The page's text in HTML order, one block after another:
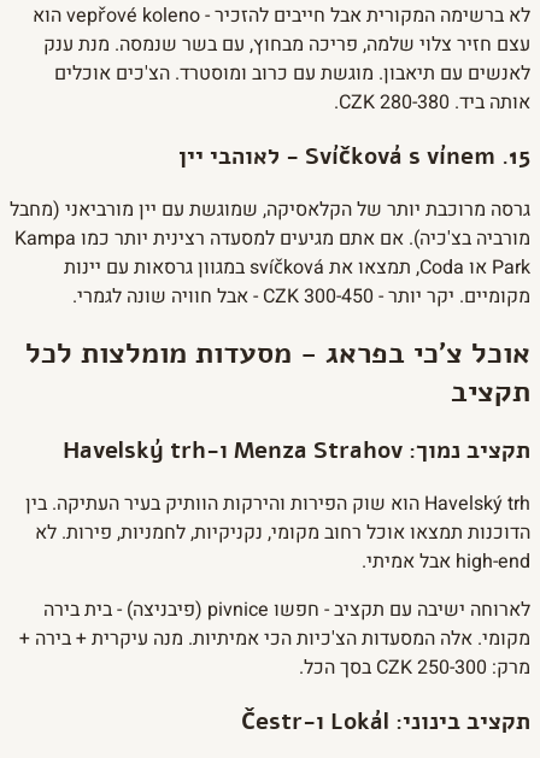
לא ברשימה המקורית אבל חייבים להזכיר - vepřové koleno הוא
עצם חזיר צלוי שלמה, פריכה מבחוץ, עם בשר שנמסה. מנת ענק
לאנשים עם תיאבון. מוגשת עם כרוב ומוסטרד. הצ'כים אוכלים
אותה ביד. 280-380 CZK.
15. Svíčková s vínem - לאוהבי יין
גרסה מרוכבת יותר של הקלאסיקה, שמוגשת עם יין מורביאני (מחבל
מורביה בצ'כיה). אם אתם מגיעים למסעדה רצינית יותר כמו Kampa
Park או Coda, תמצאו את svíčková במגוון גרסאות עם יינות
מקומיים. יקר יותר - 300-450 CZK - אבל חוויה שונה לגמרי.
אוכל צ'כי בפראג - מסעדות מומלצות לכל
תקציב
תקציב נמוך: Menza Strahov ו-Havelský trh
Havelský trh הוא שוק הפירות והירקות הוותיק בעיר העתיקה. בין
הדוכנות תמצאו אוכל רחוב מקומי, נקניקיות, לחמניות, פירות. לא
high-end אבל אמיתי.
לארוחה ישיבה עם תקציב - חפשו pivnice (פיבניצה) - בית בירה
מקומי. אלה המסעדות הצ'כיות הכי אמיתיות. מנה עיקרית + בירה +
מרק: 250-300 CZK בסך הכל.
תקציב בינוני: Lokál ו-Čestr